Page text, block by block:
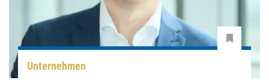
Unternehmen